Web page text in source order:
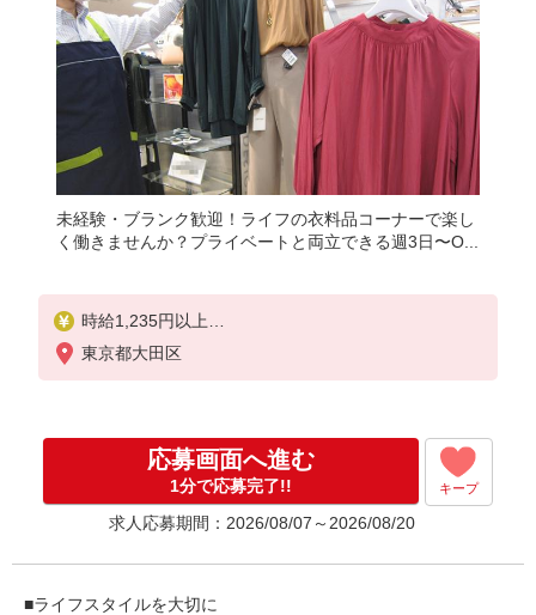
未経験・ブランク歓迎！ライフの衣料品コーナーで楽し
く働きませんか？プライベートと両立できる週3日〜O...
時給1,235円以上
17時以降100円アップ、20時以降200円アップ
東京都大田区
応募画面へ進む
1分で応募完了!! キープ
求人応募期間：2026/08/07～2026/08/20
■ライフスタイルを大切に